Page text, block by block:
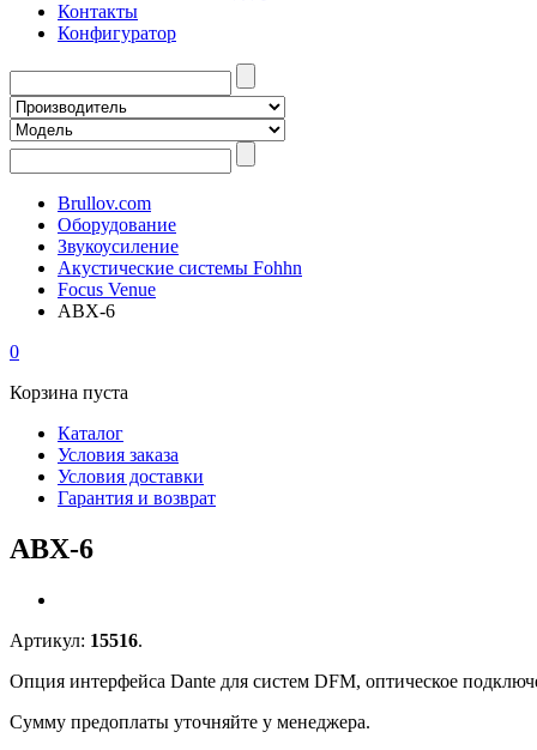
Контакты
Конфигуратор
Brullov.com
Оборудование
Звукоусиление
Акустические системы Fohhn
Focus Venue
ABX-6
0
Корзина пуста
Каталог
Условия заказа
Условия доставки
Гарантия и возврат
ABX-6
Артикул: 15516.
Опция интерфейса Dante для систем DFM, оптическое
Сумму предоплаты уточняйте у менеджера.